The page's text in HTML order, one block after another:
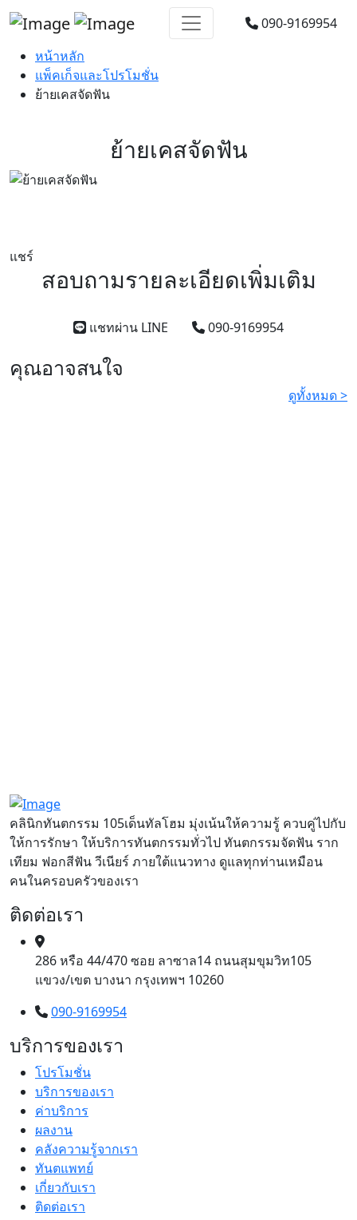
090-9169954
หน้าหลัก
แพ็คเก็จและโปรโมชั่น
ย้ายเคสจัดฟัน
ย้ายเคสจัดฟัน
แชร์
สอบถามรายละเอียดเพิ่มเติม
แชทผ่าน LINE 090-9169954
คุณอาจสนใจ
ดูทั้งหมด >
คลินิกทันตกรรม 105เด็นทัลโฮม มุ่งเน้นให้ความรู้ ควบคู่ไปกับ
ให้การรักษา ให้บริการทันตกรรมทั่วไป ทันตกรรมจัดฟัน ราก
เทียม ฟอกสีฟัน วีเนียร์ ภายใต้แนวทาง ดูแลทุกท่านเหมือน
คนในครอบครัวของเรา
ติดต่อเรา
286 หรือ 44/470 ซอย ลาซาล14 ถนนสุมขุมวิท105
แขวง/เขต บางนา กรุงเทพฯ 10260
090-9169954
บริการของเรา
โปรโมชั่น
บริการของเรา
ค่าบริการ
ผลงาน
คลังความรู้จากเรา
ทันตแพทย์
เกี่ยวกับเรา
ติดต่อเรา